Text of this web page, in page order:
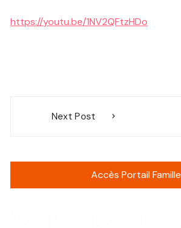
https://youtu.be/1NV2QFtzHDo
Next Post
Accès Portail Famille